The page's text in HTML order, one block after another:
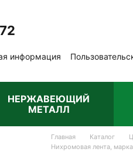
информация
НЕРЖАВЕЮЩИЙ
МЕТАЛЛ
Главная Каталог
Нихромовая лента,